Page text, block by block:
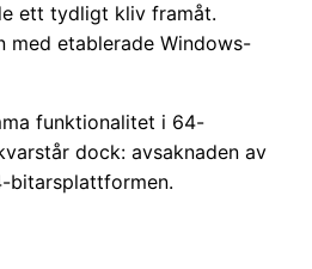
ett tydligt kliv framåt.
med etablerade Windows-
funktionalitet i 64-
dock: avsaknaden av
bitarsplattformen.